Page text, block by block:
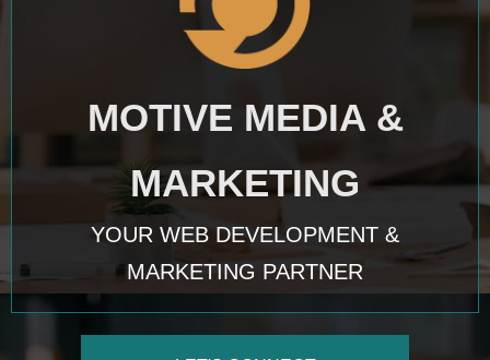
MOTIVE MEDIA &
MARKETING
YOUR WEB DEVELOPMENT &
MARKETING PARTNER